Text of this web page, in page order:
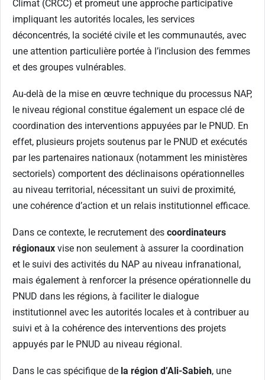
Climat (CRCC) et promeut une approche participative
impliquant les autorités locales, les services
déconcentrés, la société civile et les communautés, avec
une attention particulière portée à l’inclusion des femmes
et des groupes vulnérables.
Au-delà de la mise en œuvre technique du processus NAP,
le niveau régional constitue également un espace clé de
coordination des interventions appuyées par le PNUD. En
effet, plusieurs projets soutenus par le PNUD et exécutés
par les partenaires nationaux (notamment les ministères
sectoriels) comportent des déclinaisons opérationnelles
au niveau territorial, nécessitant un suivi de proximité,
une cohérence d’action et un relais institutionnel efficace.
Dans ce contexte, le recrutement des coordinateurs
régionaux vise non seulement à assurer la coordination
et le suivi des activités du NAP au niveau infranational,
mais également à renforcer la présence opérationnelle du
PNUD dans les régions, à faciliter le dialogue
institutionnel avec les autorités locales et à contribuer au
suivi et à la cohérence des interventions des projets
appuyés par le PNUD au niveau régional.
Dans le cas spécifique de la région d’Ali-Sabieh, une